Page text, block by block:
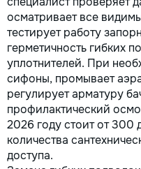
осматривает все
тестирует работу
герметичность гибких
уплотнителей. При
сифоны, промывает
регулирует арматуру
профилактический
2026 году стоит от 300
количества
доступа.